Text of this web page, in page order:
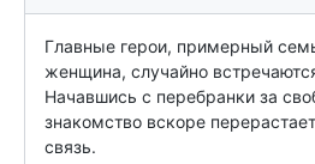
Главные герои, примерный
женщина, случайно
Начавшись с перебранки за
знакомство вскоре
связь.